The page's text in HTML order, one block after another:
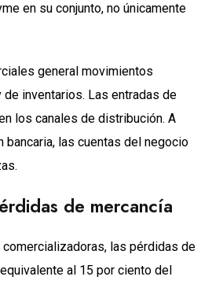
en su conjunto, no únicamente
general movimientos
inventarios. Las entradas de
los canales de distribución. A
bancaria, las cuentas del negocio
de mercancía
comercializadoras, las pérdidas de
al 15 por ciento del